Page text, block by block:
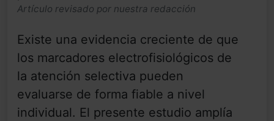
Artículo revisado por nuestra redacción
Existe una evidencia creciente de que
los marcadores electrofisiológicos de
la atención selectiva pueden
evaluarse de forma fiable a nivel
individual. El presente estudio amplía